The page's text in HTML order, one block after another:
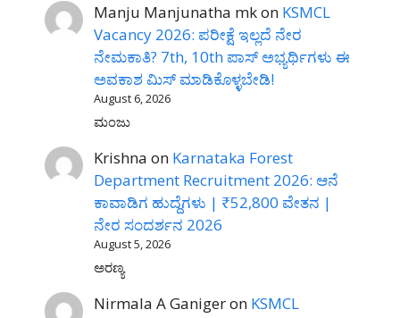
Manju Manjunatha mkon KSMCL
Vacancy 2026: ಪರೀಕ್ಷೆ ಇಲ್ಲದೆ ನೇರ
ನೇಮಕಾತಿ? 7th, 10th ಪಾಸ್ ಅಭ್ಯರ್ಥಿಗಳು ಈ
ಅವಕಾಶ ಮಿಸ್ ಮಾಡಿಕೊಳ್ಳಬೇಡಿ!
August 6, 2026
ಮಂಜು
Krishna on Karnataka Forest
Department Recruitment 2026: ಆನೆ
ಕಾವಾಡಿಗ ಹುದ್ದೆಗಳು | ₹52,800 ವೇತನ |
ನೇರ ಸಂದರ್ಶನ 2026
August 5, 2026
ಅರಣ್ಯ
Nirmala A Ganigeron KSMCL